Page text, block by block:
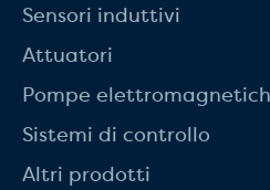
Sensori induttivi
Attuatori
Pompe
Sistemi di controllo
Altri prodotti